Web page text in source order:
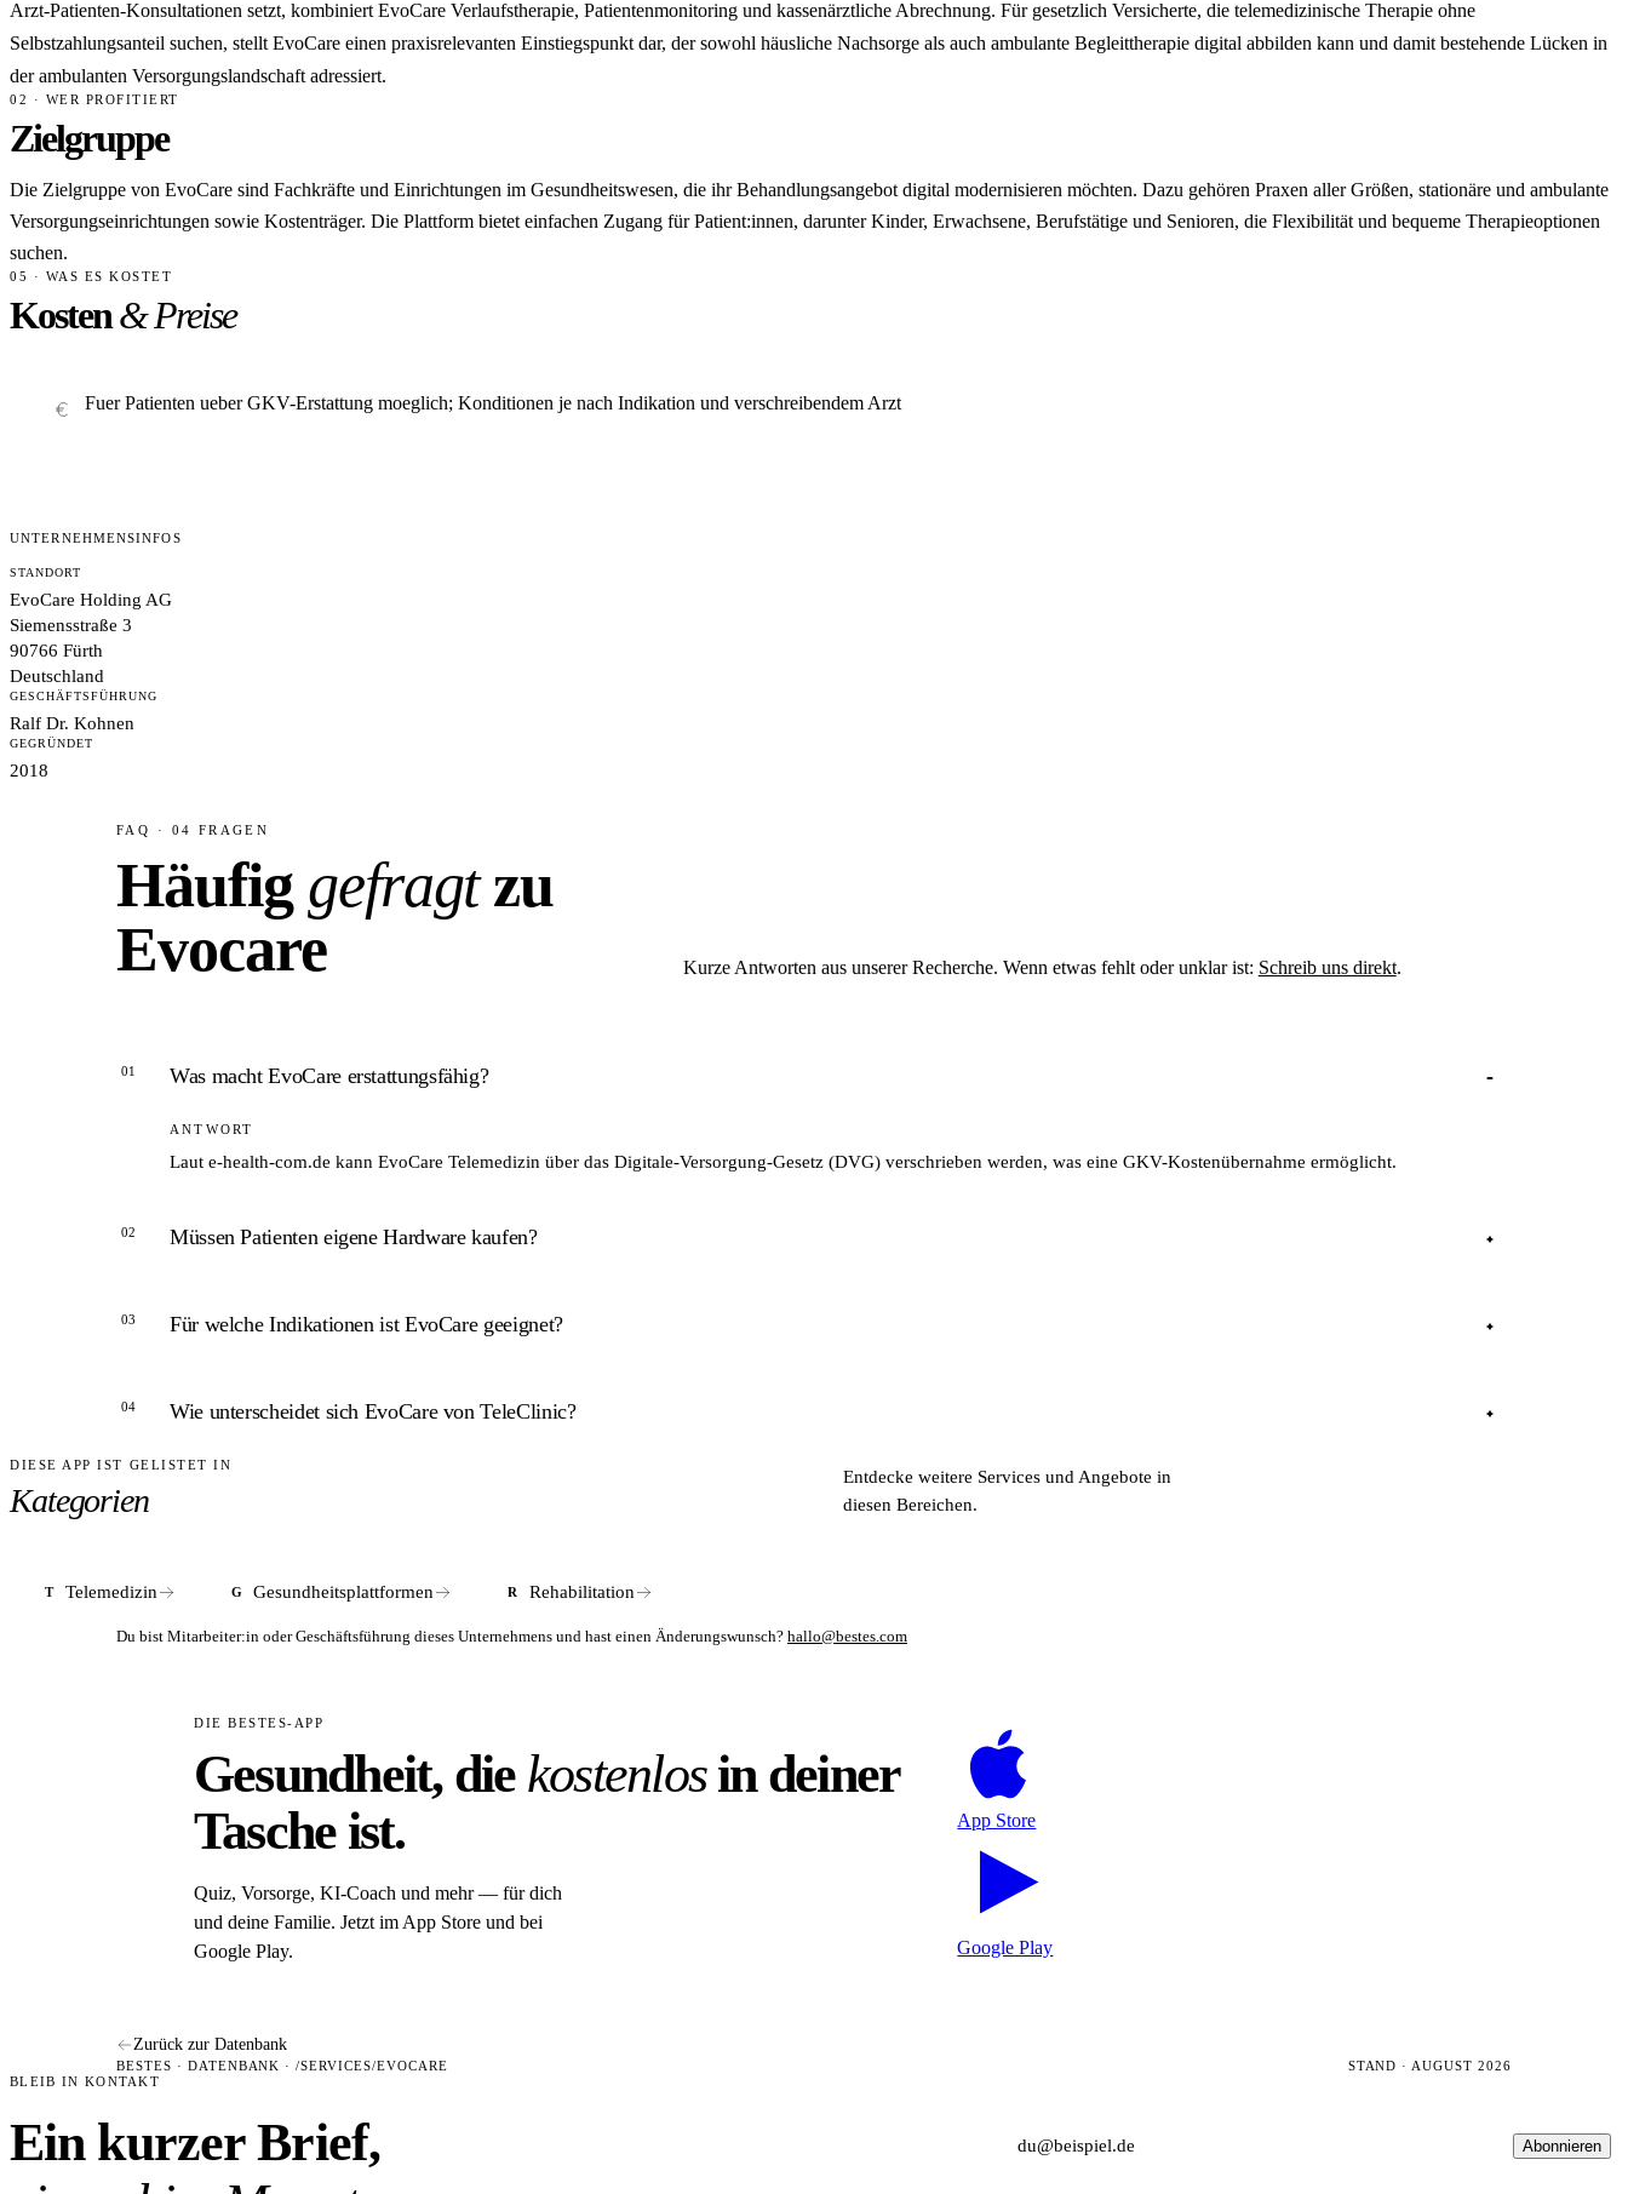
Arzt-Patienten-Konsultationen setzt, kombiniert EvoCare Verlaufstherapie, Patientenmonitoring und kassenärztliche Abrechnung. Für gesetzlich Versicherte, die telemedizinische Therapie ohne
Selbstzahlungsanteil suchen, stellt EvoCare einen praxisrelevanten Einstiegspunkt dar, der sowohl häusliche Nachsorge als auch ambulante Begleittherapie digital abbilden kann und damit bestehende Lücken in
der ambulanten Versorgungslandschaft adressiert.
02 · WER PROFITIERT
Zielgruppe
Die Zielgruppe von EvoCare sind Fachkräfte und Einrichtungen im Gesundheitswesen, die ihr Behandlungsangebot digital modernisieren möchten. Dazu gehören Praxen aller Größen, stationäre und ambulante
Versorgungseinrichtungen sowie Kostenträger. Die Plattform bietet einfachen Zugang für Patient:innen, darunter Kinder, Erwachsene, Berufstätige und Senioren, die Flexibilität und bequeme Therapieoptionen
suchen.
05 · WAS ES KOSTET
Kosten& Preise
Fuer Patienten ueber GKV-Erstattung moeglich; Konditionen je nach Indikation und verschreibendem Arzt
UNTERNEHMENSINFOS
STANDORT
EvoCare Holding AG
Siemensstraße 3
90766 Fürth
Deutschland
GESCHÄFTSFÜHRUNG
Ralf Dr. Kohnen
GEGRÜNDET
2018
FAQ · 04 FRAGEN
Häufig gefragtzu
Evocare
Kurze Antworten aus unserer Recherche. Wenn etwas fehlt oder unklar ist: Schreib uns direkt.
01 Was macht EvoCare erstattungsfähig?
ANTWORT
Laut e-health-com.de kann EvoCare Telemedizin über das Digitale-Versorgung-Gesetz (DVG) verschrieben werden, was eine GKV-Kostenübernahme ermöglicht.
02 Müssen Patienten eigene Hardware kaufen?
Nein. EvoCare stellt Patienten ein EvoPad – ein vorinstalliertes Tablet – kostenfrei zur Verfügung.
03 Für welche Indikationen ist EvoCare geeignet?
Die Plattform ist nach Unternehmensangaben indikationsübergreifend einsetzbar, mit Schwerpunkt auf Rehabilitation, Therapie und Nachsorge.
04 Wie unterscheidet sich EvoCare von TeleClinic?
ANTWORT
EvoCare integriert Telemedizin, Therapie, Dokumentation und Abrechnung in einem System mit DVG-Erstattungsfähigkeit. TeleClinic fokussiert auf direkte Arzt-Patienten-
DIESE APP IST GELISTET IN
Kategorien
Entdecke weitere Services und Angebote in
diesen Bereichen.
T Telemedizin G Gesundheitsplattformen R Rehabilitation
Du bist Mitarbeiter:in oder Geschäftsführung dieses Unternehmens und hast einen Änderungswunsch? hallo@bestes.com
DIE BESTES-APP
Gesundheit, die kostenlosin deiner
Tasche ist.
Quiz, Vorsorge, KI-Coach und mehr — für dich
und deine Familie. Jetzt im App Store und bei
Google Play.
App Store
Google Play
Zurück zur Datenbank
BESTES · DATENBANK · /SERVICES/EVOCARE
STAND · AUGUST 2026
BLEIB IN KONTAKT
Ein kurzer Brief,
Abonnieren